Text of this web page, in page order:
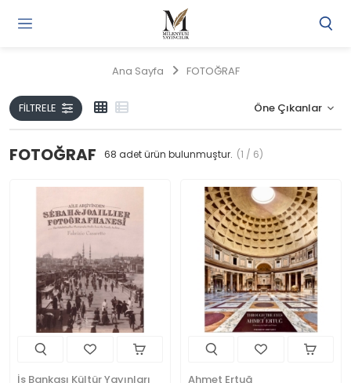
Ana Sayfa FOTOĞRAF
FILTRELE
FOTOĞRAF 68 adet ürün bulunmuştur. (1 / 6)
İş Bankası Kültür Yayınları
Ahmet Ertuğ